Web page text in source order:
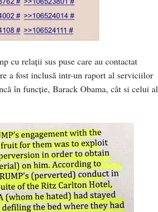
cu relații sus puse care au contactat
a fost inclusă intr-un raport al serviciilor
în funcție, Barack Obama, cât si celui